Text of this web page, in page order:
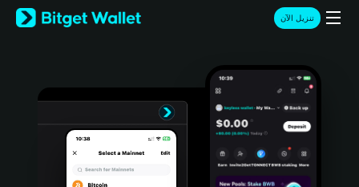
English
日本語
Türkçe
تنزيل الآن